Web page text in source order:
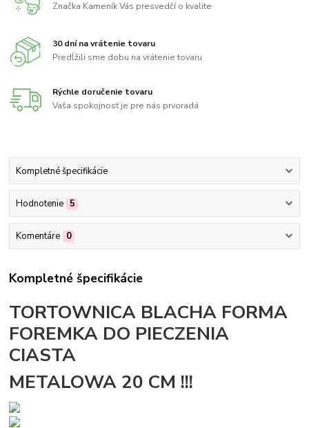
Značka Kameník Vás presvedčí o kvalite
30 dní na vrátenie tovaru
Predĺžili sme dobu na vrátenie tovaru
Rýchle doručenie tovaru
Vaša spokojnosť je pre nás prvoradá
Kompletné špecifikácie
Hodnotenie 5
Komentáre 0
Kompletné špecifikácie
TORTOWNICA BLACHA FORMA
FOREMKA DO PIECZENIA
CIASTA
METALOWA 20 CM !!!